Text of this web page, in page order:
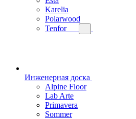
Karelia
Polarwood
Tenfor
Инженерная доска
Alpine Floor
Lab Arte
Primavera
Sommer